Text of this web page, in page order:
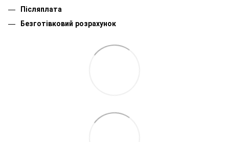
Післяплата
Безготівковий розрахунок